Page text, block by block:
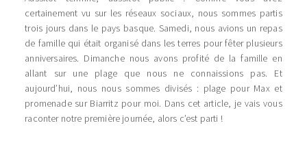
certainement vu sur les réseaux sociaux, nous sommes partis
trois jours dans le pays basque. Samedi, nous avions un repas
de famille qui était organisé dans les terres pour fêter plusieurs
anniversaires. Dimanche nous avons profité de la famille en
allant sur une plage que nous ne connaissions pas. Et
aujourd’hui, nous nous sommes divisés : plage pour Max et
promenade sur Biarritz pour moi. Dans cet article, je vais vous
raconter notre première journée, alors c’est parti !